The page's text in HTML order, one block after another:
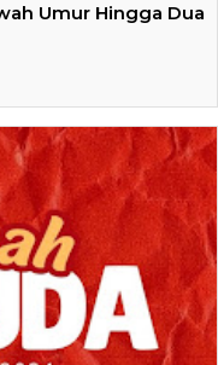
Umur Hingga Dua